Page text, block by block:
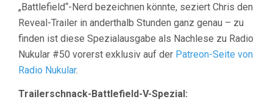
„Battlefield“-Nerd bezeichnen könnte, seziert Chris den
Reveal-Trailer in anderthalb Stunden ganz genau – zu
finden ist diese Spezialausgabe als Nachlese zu Radio
Nukular #50 vorerst exklusiv auf der Patreon-Seite von
Radio Nukular.
Trailerschnack-Battlefield-V-Spezial: